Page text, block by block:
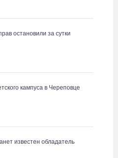
остановили за сутки
кампуса в Череповце
известен обладатель